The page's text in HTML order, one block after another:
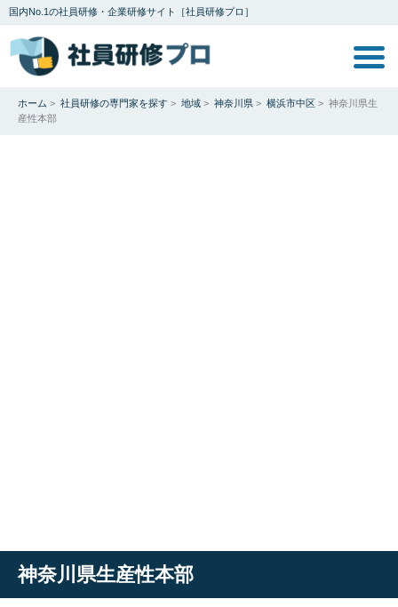
国内No.1の社員研修・企業研修サイト［社員研修プロ］
ホーム > 社員研修の専門家を探す > 地域 > 神奈川県 > 横浜市中区 > 神奈川県生
産性本部
神奈川県生産性本部